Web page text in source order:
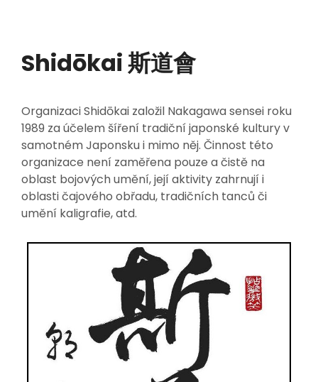
Shidōkai 斯道會
Organizaci Shidōkai založil Nakagawa sensei roku
1989 za účelem šíření tradiční japonské kultury v
samotném Japonsku i mimo něj. Činnost této
organizace není zaměřena pouze a čistě na
oblast bojových umění, její aktivity zahrnují i
oblasti čajového obřadu, tradičních tanců či
umění kaligrafie, atd.